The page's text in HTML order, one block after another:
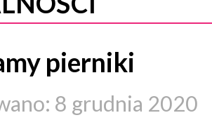
pierniki
8 grudnia 2020